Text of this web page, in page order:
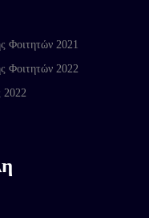
Φοιτητών 2021
Φοιτητών 2022
2022